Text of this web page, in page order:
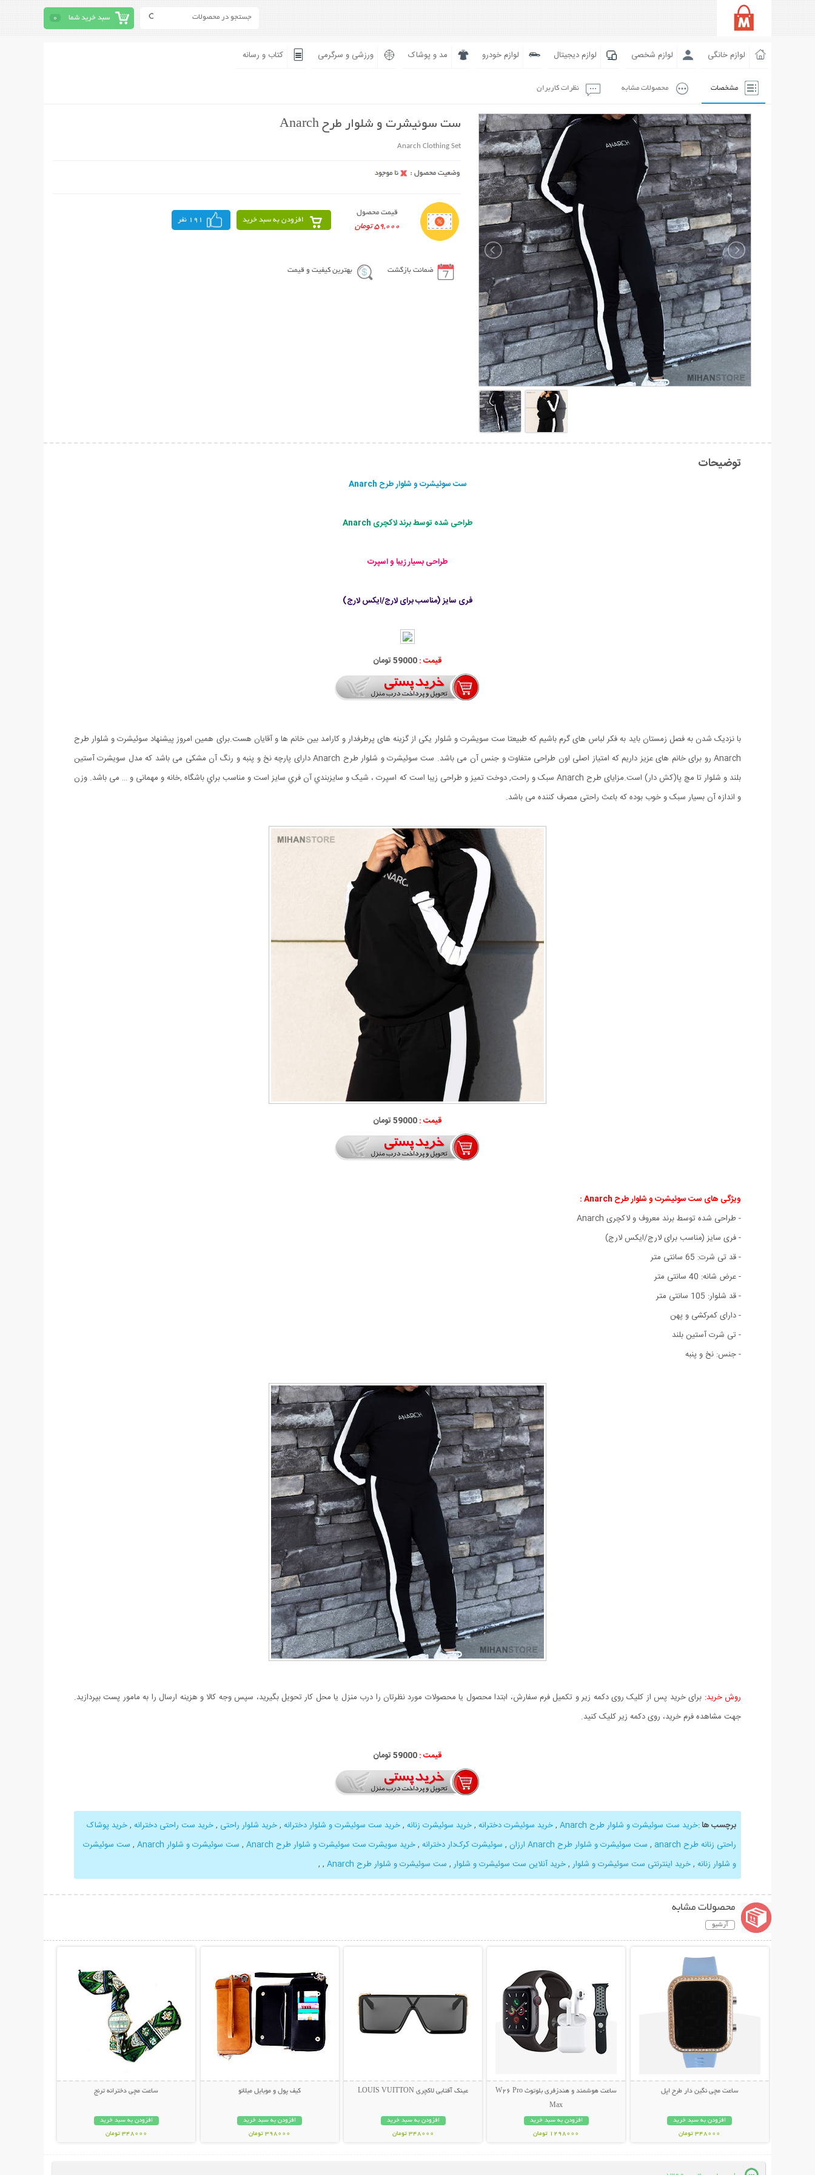
سبد خرید شما 0
لوازم خانگی لوازم شخصی لوازم دیجیتال لوازم خودرو مد و پوشاک ورزشی و سرگرمی کتاب و رسانه
مشخصات محصولات مشابه نظرات کاربران
ست سوئیشرت و شلوار طرح Anarch
Anarch Clothing Set
قیمت محصول
59,000 تومان
افزودن به سبد خرید 191 نفر
ضمانت بازگشت بهترین کیفیت و قیمت
توضیحات
ست سوئیشرت و شلوار طرح Anarch
طراحی شده توسط برند لاکچری Anarch
طراحی بسیار زیبا و اسپرت
فری سایز (مناسب برای لارج/ایکس لارج)
قیمت :59000 تومان
با نزدیک شدن به فصل زمستان باید به فکر لباس های گرم باشیم که طبیعتا ست سویشرت و شلوار یکی از گزینه های پرطرفدار و کارامد بین خانم ها و آقایان هست.برای همین امروز پیشنهاد سوئیشرت و شلوار طرح
Anarch رو برای خانم های عزیز داریم که امتیاز اصلی اون طراحی متفاوت و جنس آن می باشد. ست سوئیشرت و شلوار طرح Anarch دارای پارچه نخ و پنبه و رنگ آن مشکی می باشد که مدل سویشرت آستین
بلند و شلوار تا مچ پا(کش دار) است.مزايای طرح Anarch سبک و راحت, دوخت تميز و طراحی زیبا است که اسپرت ، شیک و سايزبندي آن فري سايز است و مناسب براي باشگاه ,خانه و مهمانی و … می باشد. وزن
و اندازه آن بسیار سبک و خوب بوده که باعث راحتی مصرف کننده می باشد.
قیمت :59000 تومان
ویژگی های ست سوئیشرت و شلوار طرح Anarch :
- طراحی شده توسط برند معروف و لاکچری Anarch
- فری سایز (مناسب برای لارج/ایکس لارج)
- قد تی شرت: 65 سانتی متر
- عرض شانه: 40 سانتی متر
- قد شلوار: 105 سانتی متر
- دارای کمرکشی و پهن
- تی شرت آستین بلند
- جنس: نخ و پنبه
روش خرید: برای خرید پس از کلیک روی دکمه زیر و تکمیل فرم سفارش، ابتدا محصول یا محصولات مورد نظرتان را درب منزل یا محل کار تحویل بگیرید، سپس وجه کالا و هزینه ارسال را به مامور پست بپردازید.
جهت مشاهده فرم خرید، روی دکمه زیر کلیک کنید.
قیمت :59000 تومان
برچسب ها:خرید ست سوئیشرت و شلوار طرح Anarch ,خرید سوئیشرت دخترانه ,خرید سوئیشرت زنانه ,خرید ست سوئیشرت و شلوار دخترانه ,خرید شلوار راحتی ,خرید ست راحتی دخترانه ,خرید پوشاک
راحتی زنانه طرح anarch
, ست سوئیشرت و شلوار طرح Anarch ارزان , سوئیشرت کرک‌دار دخترانه ,خرید سویشرت ست سوئیشرت و شلوار طرح Anarch , ست سوئیشرت و شلوار Anarch , ست سوئیشرت
و شلوار زنانه ,خرید اینترنتی ست سوئیشرت و شلوار ,خرید آنلاین ست سوئیشرت و شلوار , ست سوئیشرت و شلوار طرح Anarch ,
,
محصولات مشابه
آرشیو
ساعت مچی نگین دار طرح اپل
افزودن به سبد خرید
348000 تومان
ساعت هوشمند و هندزفری بلوتوث W26 Pro
Max
افزودن به سبد خرید
1298000 تومان
عینک آفتابی لاکچری LOUIS VUITTON
افزودن به سبد خرید
348000 تومان
کیف پول و موبایل میلانو
افزودن به سبد خرید
398000 تومان
ساعت مچی دخترانه ترنج
افزودن به سبد خرید
348000 تومان